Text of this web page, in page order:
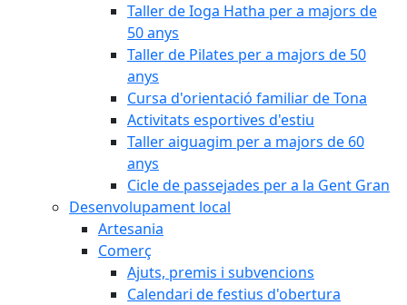
Taller de Ioga Hatha per a majors de
50 anys
Taller de Pilates per a majors de 50
anys
Cursa d'orientació familiar de Tona
Activitats esportives d'estiu
Taller aiguagim per a majors de 60
anys
Cicle de passejades per a la Gent Gran
Desenvolupament local
Artesania
Comerç
Ajuts, premis i subvencions
Calendari de festius d'obertura